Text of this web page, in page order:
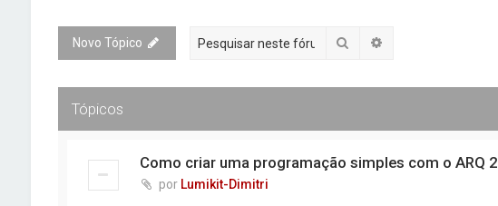
Novo Tópico Pesquisar
Tópicos
Como criar uma programação simples com o ARQ 2
por Lumikit-Dimitri